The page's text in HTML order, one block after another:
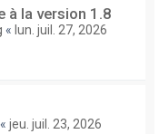
à la version 1.8
« lun. juil. 27, 2026
« jeu. juil. 23, 2026